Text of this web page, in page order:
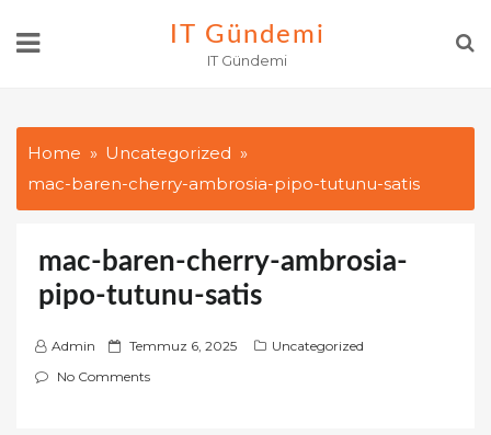
IT Gündemi
IT Gündemi
Home
Uncategorized
mac-baren-cherry-ambrosia-pipo-tutunu-satis
mac-baren-cherry-ambrosia-
pipo-tutunu-satis
Admin
P
o
Temmuz 6, 2025
Uncategorized
No Comments